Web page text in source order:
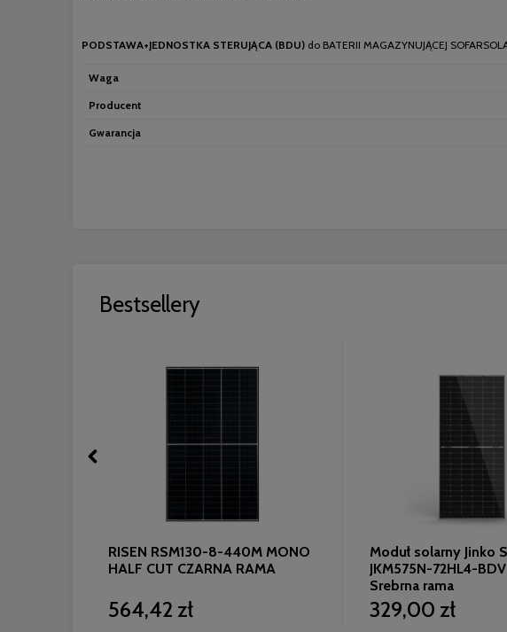
PODSTAWA+JEDNOSTKA STERUJĄCA (BDU) do BATERII MAGAZYNUJĄCEJ
Waga
Producent
Gwarancja
Bestsellery
RISEN RSM130-8-440M MONO
HALF CUT CZARNA RAMA
564,42 zł
Moduł solarny Jinko
JKM575N-72HL4-
Srebrna rama
329,00 zł